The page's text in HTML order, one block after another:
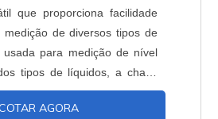
que proporciona facilidade
de diversos tipos de
usada para medição de nível
tipos de líquidos, a chave
aplicação em caixas
porte, ou em poços, no
COTAR AGORA